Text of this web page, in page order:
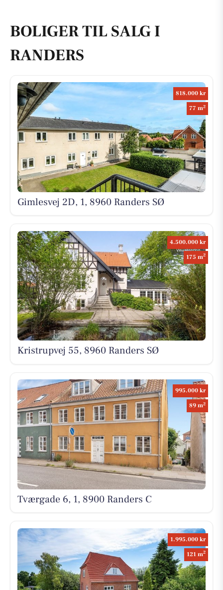
BOLIGER TIL SALG I
RANDERS
818.000 kr
77 m2
Gimlesvej 2D, 1, 8960 Randers SØ
4.500.000 kr
175 m2
Kristrupvej 55, 8960 Randers SØ
995.000 kr
89 m2
Tværgade 6, 1, 8900 Randers C
1.995.000 kr
121 m2